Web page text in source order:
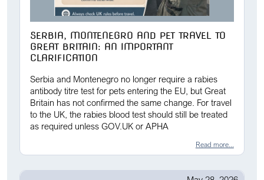
SERBIA, MONTENEGRO AND PET TRAVEL TO
GREAT BRITAIN: AN IMPORTANT
CLARIFICATION
Serbia and Montenegro no longer require a rabies
antibody titre test for pets entering the EU, but Great
Britain has not confirmed the same change. For travel
to the UK, the rabies blood test should still be treated
as required unless GOV.UK or APHA
Read more...